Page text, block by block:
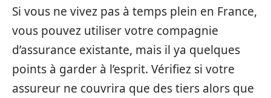
Si vous ne vivez pas à temps plein en France,
vous pouvez utiliser votre compagnie
d’assurance existante, mais il ya quelques
points à garder à l’esprit. Vérifiez si votre
assureur ne couvrira que des tiers alors que